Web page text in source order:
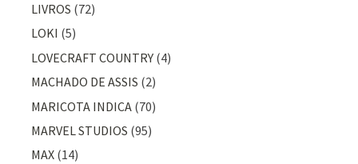
LIVROS (72)
LOKI (5)
LOVECRAFT COUNTRY (4)
MACHADO DE ASSIS (2)
MARICOTA INDICA (70)
MARVEL STUDIOS (95)
MAX (14)